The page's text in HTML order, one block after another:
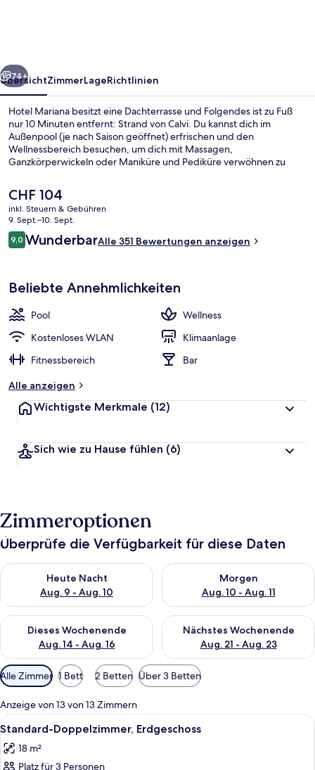
Weiter
74+
ÜbersichtZimmerLageRichtlinien
Hotel Mariana besitzt eine Dachterrasse und Folgendes ist zu Fuß
nur 10 Minuten entfernt: Strand von Calvi. Du kannst dich im
Außenpool (je nach Saison geöffnet) erfrischen und den
Wellnessbereich besuchen, um dich mit Massagen,
Ganzkörperwickeln oder Maniküre und Pediküre verwöhnen zu
und ein Whirlpool.
Der
aktuelle
Preis
beträgt
CHF 104.
CHF 104
inkl. Steuern & Gebühren
9. Sept.–10. Sept.
Bewertungen
9,09,0 von 10.
WunderbarAlle 351 Bewertungen anzeigen
Beliebte Annehmlichkeiten
Pool
Wellness
Kostenloses WLAN
Klimaanlage
Fitnessbereich
Bar
Alle anzeigen
Wichtigste Merkmale (12)
Sich wie zu Hause fühlen (6)
Zimmeroptionen
Überprüfe die Verfügbarkeit für diese Daten
Heute Nacht
Aug. 9 - Aug. 10
Überprüfe die Verfügbarkeit für heute Nacht, Aug. 9 - Aug.
Morgen
Aug. 10 - Aug. 11
Überprüfe die Verfügbarkeit
Dieses Wochenende
Aug. 14 - Aug. 16
Überprüfe die Verfügbarkeit für dieses Wochenende, Aug. 14
Nächstes Wochenende
Aug. 21 - Aug. 23
Überprüfe die Verfügbarkeit
Verfügbare
Filter
für
Zimmer
Alle Zimmer 1 Bett 2 Betten Über 3 Betten
Anzeige von 13 von 13 Zimmern
Alle
Fotos
für
Ein Hotelzimmer mit Bett,
3
Standard-Doppelzimmer, Erdgeschoss
18 m²
Platz für 3 Personen